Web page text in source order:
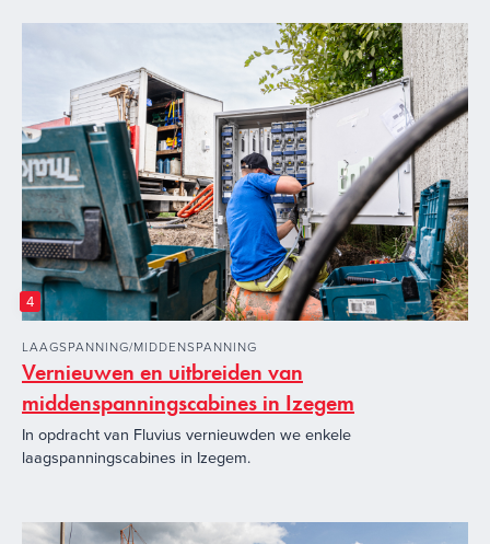
4
LAAGSPANNING/MIDDENSPANNING
Vernieuwen en uitbreiden van
middenspanningscabines in Izegem
In opdracht van Fluvius vernieuwden we enkele
laagspanningscabines in Izegem.